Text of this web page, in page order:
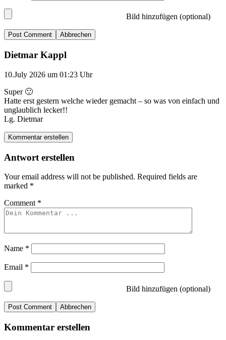
Bild hinzufügen (optional)
Abbrechen
Dietmar Kappl
10.July 2026 um 01:23 Uhr
Super 🙂
Hatte erst gestern welche wieder gemacht – so was von einfach und
unglaublich lecker!!
Lg. Dietmar
Kommentar erstellen
Antwort erstellen
Your email address will not be published. Required fields are
marked *
Comment *
Name *
Email *
Bild hinzufügen (optional)
Abbrechen
Kommentar erstellen